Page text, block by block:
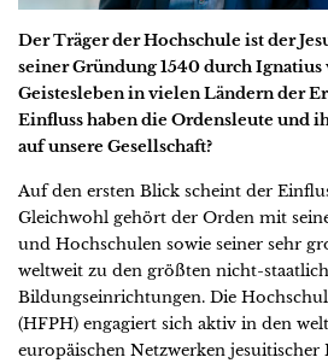
Der Träger der Hochschule ist der
seiner Gründung 1540 durch Ignatius
Geistesleben in vielen Ländern der
Einfluss haben die Ordensleute und
auf unsere Gesellschaft?
Auf den ersten Blick scheint der
Gleichwohl gehört der Orden mit
und Hochschulen sowie seiner sehr
weltweit zu den größten nicht-
Bildungseinrichtungen. Die
(HFPH) engagiert sich aktiv in den
europäischen Netzwerken jesuitischer